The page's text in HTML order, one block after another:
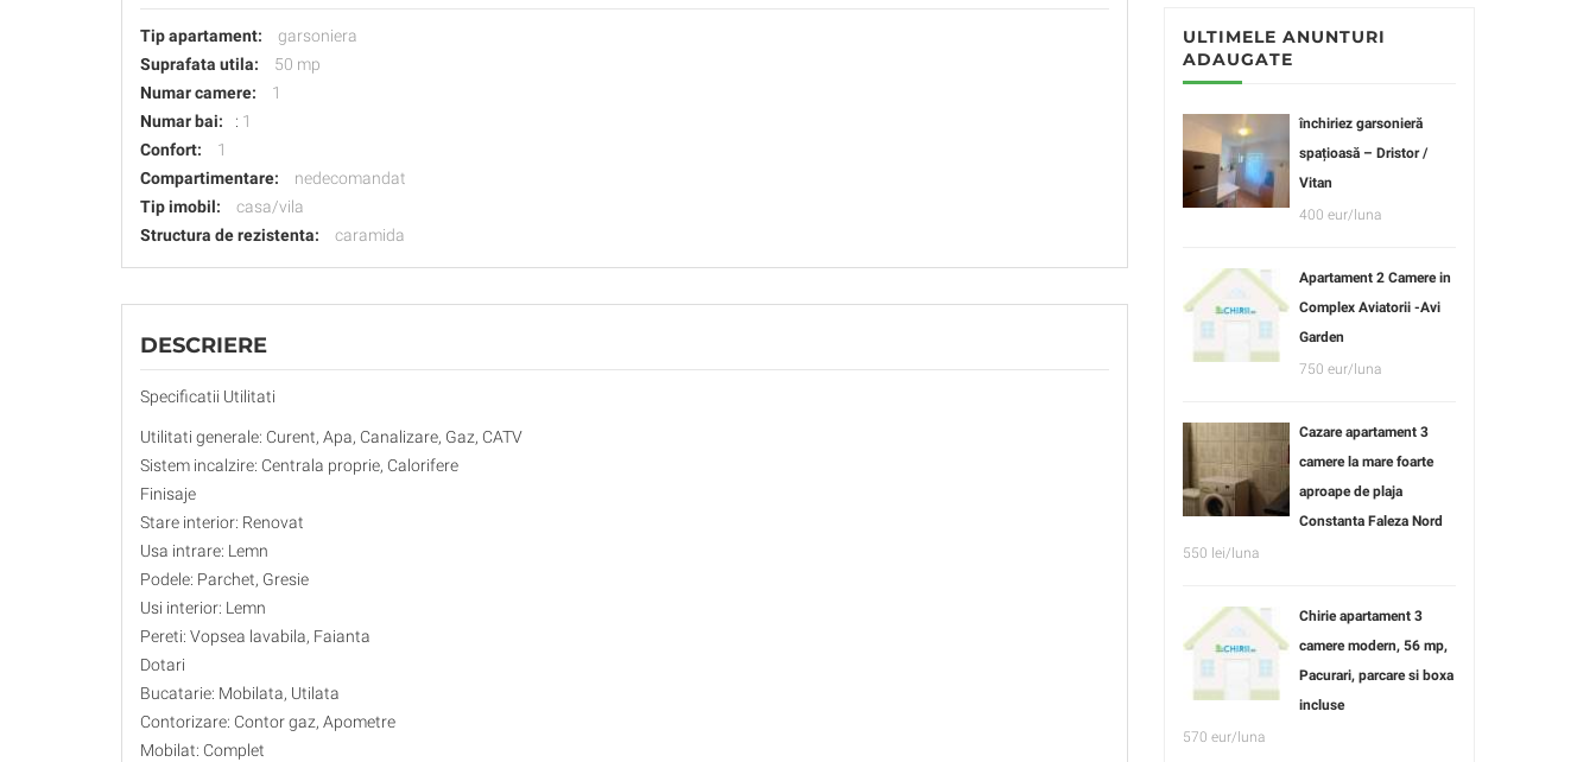
Tip apartament:
garsoniera
Suprafata utila:
50 mp
Numar camere:
1
Numar bai:
: 1
Confort:
1
Compartimentare:
nedecomandat
Tip imobil:
casa/vila
Structura de rezistenta:
caramida
DESCRIERE
Specificatii Utilitati
Utilitati generale: Curent, Apa, Canalizare, Gaz, CATV
Sistem incalzire: Centrala proprie, Calorifere
Finisaje
Stare interior: Renovat
Usa intrare: Lemn
Podele: Parchet, Gresie
Usi interior: Lemn
Pereti: Vopsea lavabila, Faianta
Dotari
Bucatarie: Mobilata, Utilata
Contorizare: Contor gaz, Apometre
Mobilat: Complet
ULTIMELE ANUNTURI
ADAUGATE
închiriez garsonieră
spațioasă – Dristor /
Vitan
400 eur/luna
Apartament 2 Camere in
Complex Aviatorii -Avi
Garden
750 eur/luna
Cazare apartament 3
camere la mare foarte
aproape de plaja
Constanta Faleza Nord
550 lei/luna
Chirie apartament 3
camere modern, 56 mp,
Pacurari, parcare si boxa
incluse
570 eur/luna